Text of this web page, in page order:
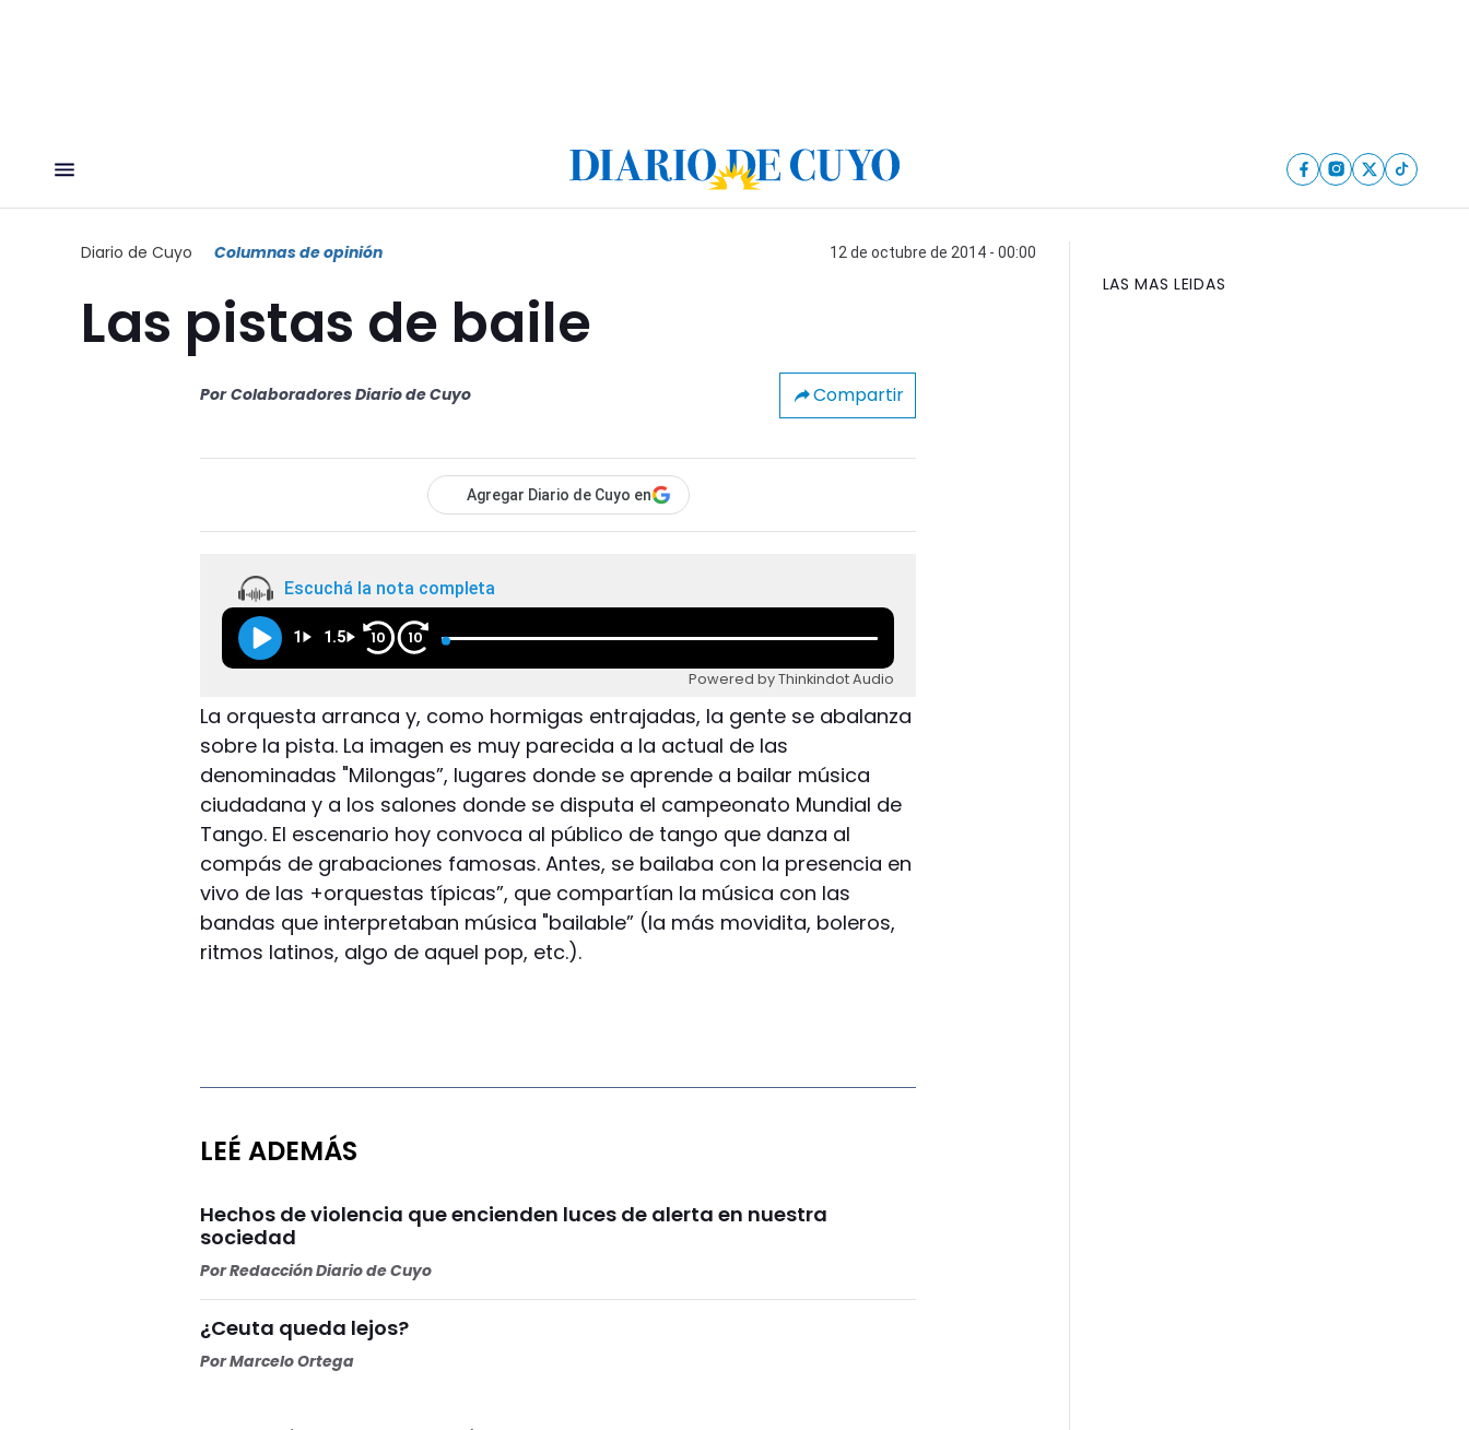
Diario de Cuyo Columnas de opinión 12 de octubre de 2014 - 00:00
Las pistas de baile
Por Colaboradores Diario de Cuyo Compartir
Agregar Diario de Cuyo en
Escuchá la nota completa
1 1.5 10 10
Powered by Thinkindot Audio
La orquesta arranca y, como hormigas entrajadas, la gente se abalanza
sobre la pista. La imagen es muy parecida a la actual de las
denominadas "Milongas”, lugares donde se aprende a bailar música
ciudadana y a los salones donde se disputa el campeonato Mundial de
Tango. El escenario hoy convoca al público de tango que danza al
compás de grabaciones famosas. Antes, se bailaba con la presencia en
vivo de las +orquestas típicas”, que compartían la música con las
bandas que interpretaban música "bailable” (la más movidita, boleros,
ritmos latinos, algo de aquel pop, etc.).
LEÉ ADEMÁS
Hechos de violencia que encienden luces de alerta en nuestra
sociedad
PorRedacción Diario de Cuyo
¿Ceuta queda lejos?
PorMarcelo Ortega
LAS MAS LEIDAS